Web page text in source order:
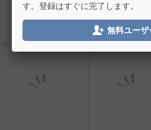
す。登録はすぐに完了します。
 無料ユーザ